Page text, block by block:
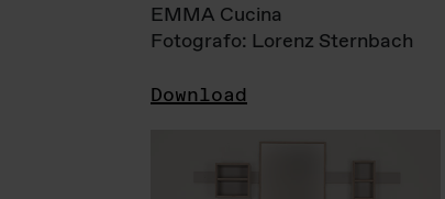
EMMA Cucina
Fotografo: Lorenz Sternbach
Download